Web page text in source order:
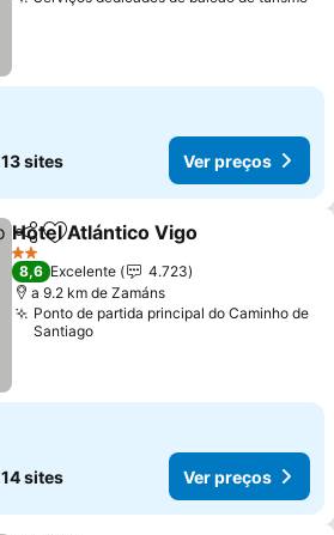
13 sites Ver preços
PartilharAdicionar aos favoritos
Hotel Atlántico Vigo
2 Estrelas
8,6 Excelente
4.723
a 9.2 km de Zamáns
Ponto de partida principal do Caminho de
Santiago
14 sites Ver preços